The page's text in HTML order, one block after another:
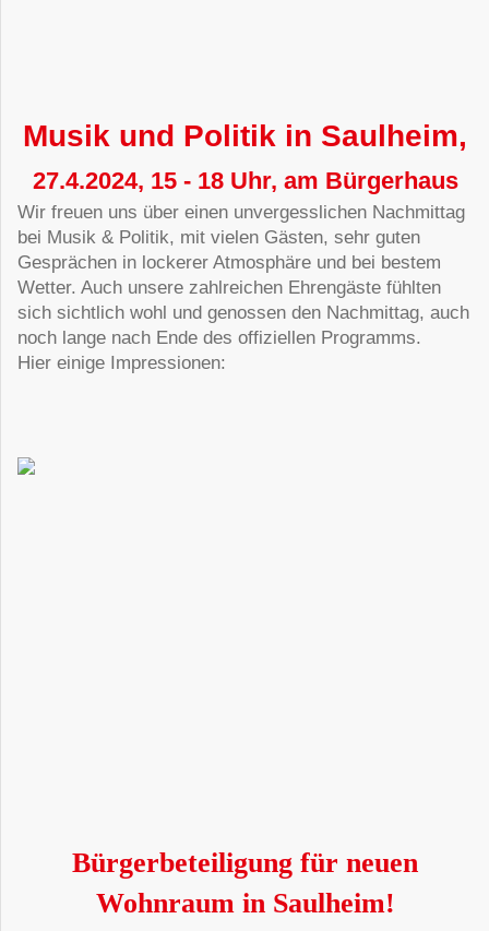
Musik und Politik in Saulheim,
27.4.2024, 15 - 18 Uhr, am Bürgerhaus
Wir freuen uns über einen unvergesslichen Nachmittag
bei Musik & Politik, mit vielen Gästen, sehr guten
Gesprächen in lockerer Atmosphäre und bei bestem
Wetter. Auch unsere zahlreichen Ehrengäste fühlten
sich sichtlich wohl und genossen den Nachmittag, auch
noch lange nach Ende des offiziellen Programms.
Hier einige Impressionen:
Bürgerbeteiligung für neuen
Wohnraum in Saulheim!